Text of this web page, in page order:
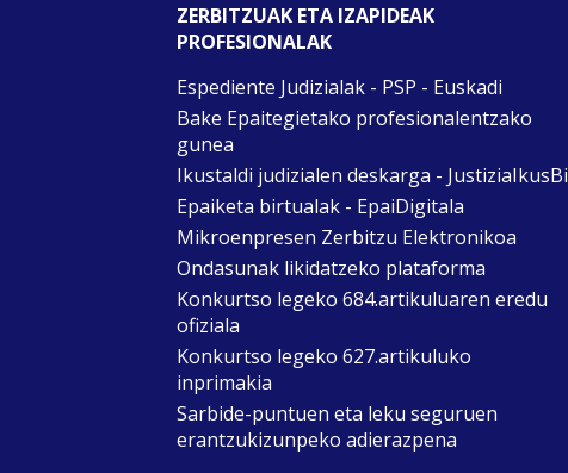
ZERBITZUAK ETA IZAPIDEAK
PROFESIONALAK
Espediente Judizialak - PSP - Euskadi
Bake Epaitegietako profesionalentzako
gunea
Ikustaldi judizialen deskarga - JustiziaIkusBi
Epaiketa birtualak - EpaiDigitala
Mikroenpresen Zerbitzu Elektronikoa
Ondasunak likidatzeko plataforma
Konkurtso legeko 684.artikuluaren eredu
ofiziala
Konkurtso legeko 627.artikuluko
inprimakia
Sarbide-puntuen eta leku seguruen
erantzukizunpeko adierazpena